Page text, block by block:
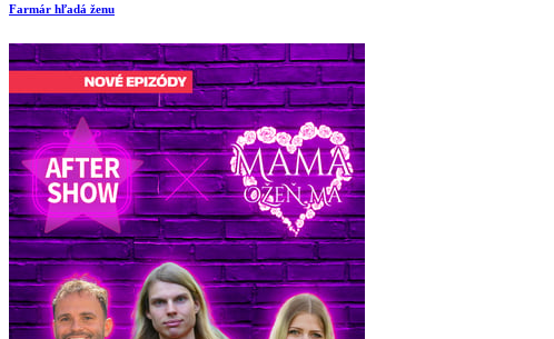
Farmár hľadá ženu